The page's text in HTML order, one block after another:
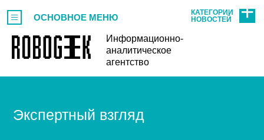
Информационно-
аналитическое
агентство
ОСНОВНОЕ МЕНЮ
КАТЕГОРИИ
НОВОСТЕЙ
Экспертный взгляд